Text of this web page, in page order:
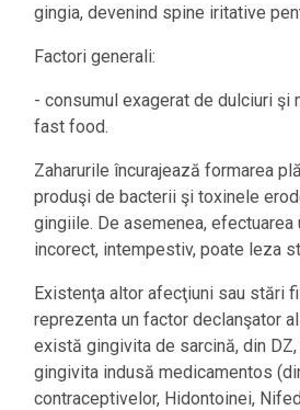
gingia, devenind spine iritative
Factori generali:
- consumul exagerat de dulciuri şi
fast food.
Zaharurile încurajează formarea
produşi de bacterii şi toxinele
gingiile. De asemenea, efectuarea
incorect, intempestiv, poate leza
Existenţa altor afecţiuni sau stări
reprezenta un factor declanşator
există gingivita de sarcină, din DZ,
gingivita indusă medicamentos
contraceptivelor, Hidontoinei,